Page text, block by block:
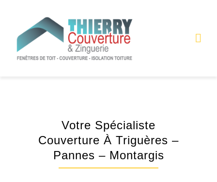
content
Votre Spécialiste
Couverture À Triguères –
Pannes – Montargis